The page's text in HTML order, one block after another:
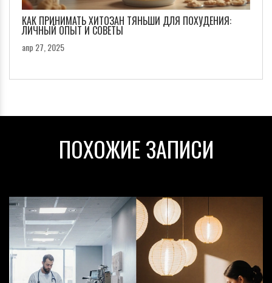
КАК ПРИНИМАТЬ ХИТОЗАН ТЯНЬШИ ДЛЯ ПОХУДЕНИЯ:
ЛИЧНЫЙ ОПЫТ И СОВЕТЫ
апр 27, 2025
ПОХОЖИЕ ЗАПИСИ